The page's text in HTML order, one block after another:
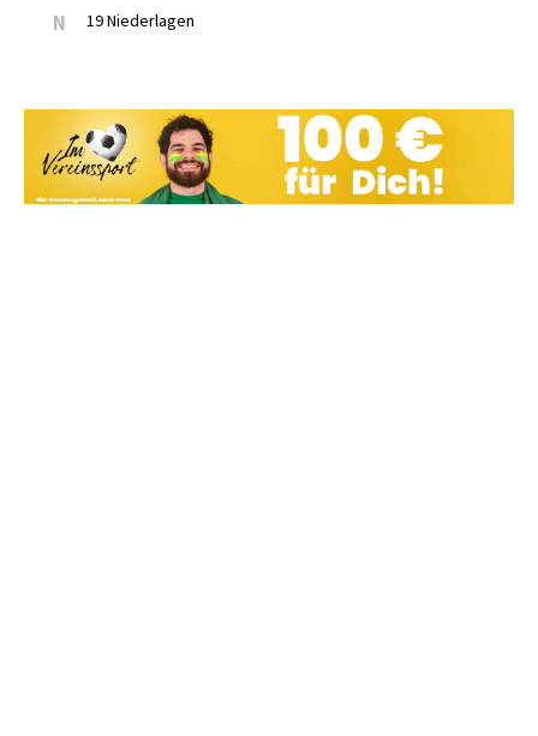
N 19 Niederlagen